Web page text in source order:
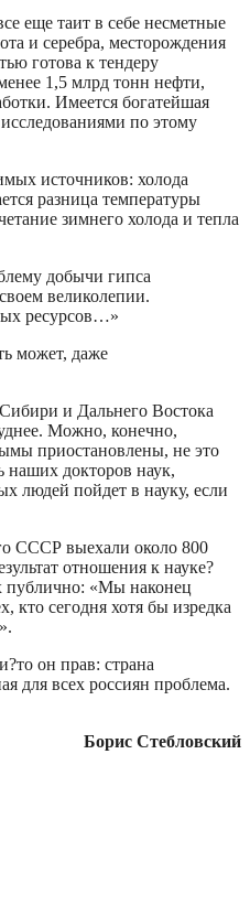
еще таит в себе несметные
и серебра, месторождения
готова к тендеру
1,5 млрд тонн нефти,
Имеется богатейшая
по этому
источников: холода
разница температуры
зимнего холода и тепла
добычи гипса
великолепии.
ресурсов…»
может, даже
и Дальнего Востока
Можно, конечно,
приостановлены, не это
наших докторов наук,
людей пойдет в науку, если
СССР выехали около 800
отношения к науке?
публично: «Мы наконец
кто сегодня хотя бы изредка
он прав: страна
для всех россиян проблема.
Борис Стебловский